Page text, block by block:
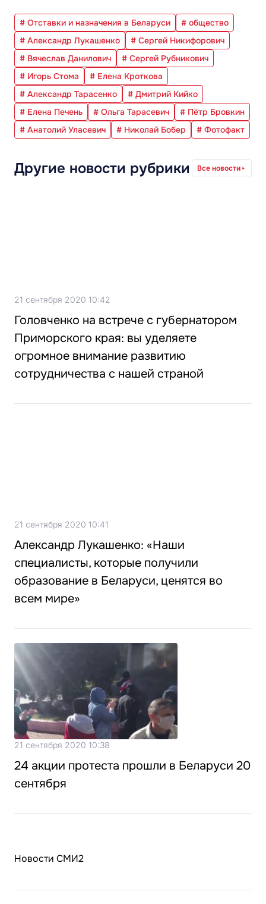
# Отставки и назначения в Беларуси
# общество
# Александр Лукашенко
# Сергей Никифорович
# Вячеслав Данилович
# Сергей Рубникович
# Игорь Стома
# Елена Кроткова
# Александр Тарасенко
# Дмитрий Кийко
# Елена Печень
# Ольга Тарасевич
# Пётр Бровкин
# Анатолий Уласевич
# Николай Бобер # Фотофакт
Другие новости рубрики Все новости
21 сентября 2020 10:42
Головченко на встрече с губернатором
Приморского края: вы уделяете
огромное внимание развитию
сотрудничества с нашей страной
21 сентября 2020 10:41
Александр Лукашенко: «Наши
специалисты, которые получили
образование в Беларуси, ценятся во
всем мире»
21 сентября 2020 10:38
24 акции протеста прошли в Беларуси 20
сентября
Новости СМИ2